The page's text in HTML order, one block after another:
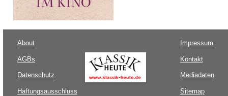
About
AGBs
Datenschutz
Haftungsausschluss
Impressum
Kontakt
Mediadaten
Sitemap